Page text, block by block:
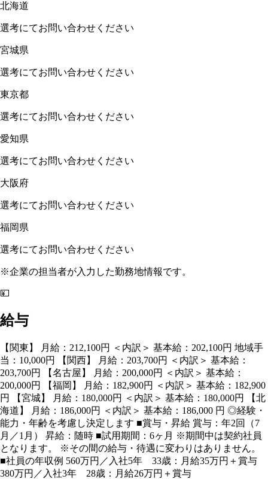
北海道
選考にてお問い合わせください
宮城県
選考にてお問い合わせください
東京都
選考にてお問い合わせください
愛知県
選考にてお問い合わせください
大阪府
選考にてお問い合わせください
福岡県
選考にてお問い合わせください
※企業の担当者が入力した勤務地情報です。
💴
給与
【関東】 月給：212,100円 ＜内訳＞ 基本給：202,100円 地域手
当：10,000円 【関西】 月給：203,700円 ＜内訳＞ 基本給：
203,700円 【名古屋】 月給：200,000円 ＜内訳＞ 基本給：
200,000円 【福岡】 月給：182,900円 ＜内訳＞ 基本給：182,900
円 【宮城】 月給：180,000円 ＜内訳＞ 基本給：180,000円 【北
海道】 月給：186,000円 ＜内訳＞ 基本給：186,000 円 ◎経験・
能力・年齢を考慮し決定します ■賞与・昇給 賞与：年2回（7
月／1月） 昇給：随時 ■試用期間：6ヶ月 ※期間中は契約社員
となります。 ※その間の給与・待遇に変わりはありません。
■社員の年収例 560万円／入社5年 33歳：月給35万円＋賞与
380万円／入社3年 28歳：月給26万円＋賞与